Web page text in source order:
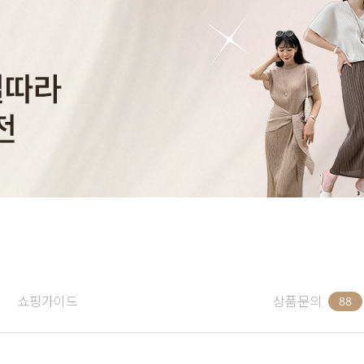
쇼핑가이드 상품문의 88